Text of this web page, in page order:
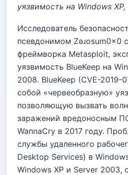
уязвимость на Windows
Исследователь
псевдонимом Zǝɹosum0x0
фреймворка Metasploit,
уязвимость BlueKeep на
2008. BlueKeep (CVE-2019-
собой «червеобразную»
позволяющую вызвать
заражений вредоносным
WannaCry в 2017 году.
службы удаленного
Desktop Services) в
Windows XP и Server 2003,